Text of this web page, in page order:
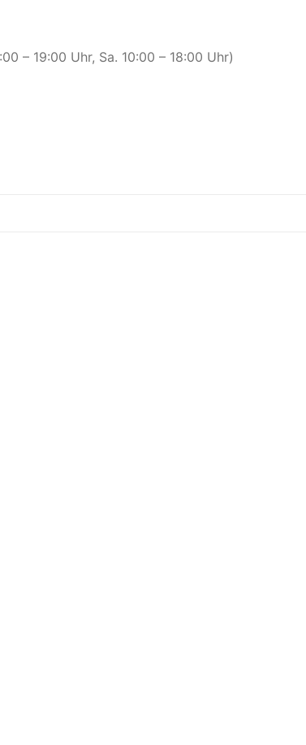
– 19:00 Uhr, Sa. 10:00 – 18:00 Uhr)